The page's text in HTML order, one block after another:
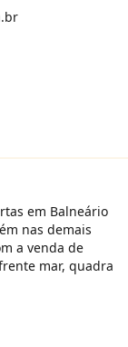
em Balneário
nas demais
a venda de
mar, quadra